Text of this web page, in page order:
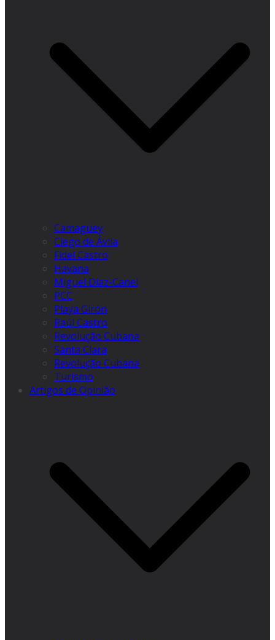
Camagüey
Ciego de Ávila
Fidel Castro
Havana
Miguel Díaz-Canel
PCC
Playa Girón
Raúl Castro
Revolução Cubana
Santa Clara
Revolução Cubana
Turismo
Artigos de Opinião